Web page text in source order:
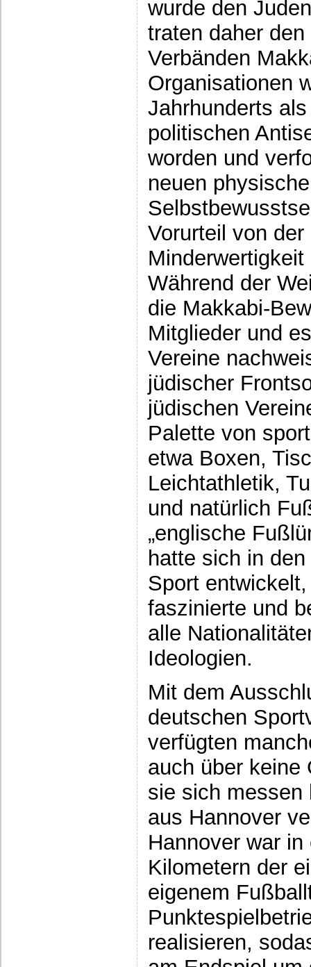
wurde den
traten daher
Verbänden
Organisationen
Jahrhunderts
politischen
worden und
neuen
Vorurteil von
Während der
die Makkabi-
Mitglieder und
Vereine
jüdischer
jüdischen
Palette von
etwa Boxen,
Leichtathletik,
und natürlich
„englische
hatte sich in
Sport
faszinierte und
alle
Ideologien.
Mit dem
deutschen
verfügten
auch über keine
sie sich messen
aus Hannover
Hannover war
Kilometern der
eigenem
realisieren,